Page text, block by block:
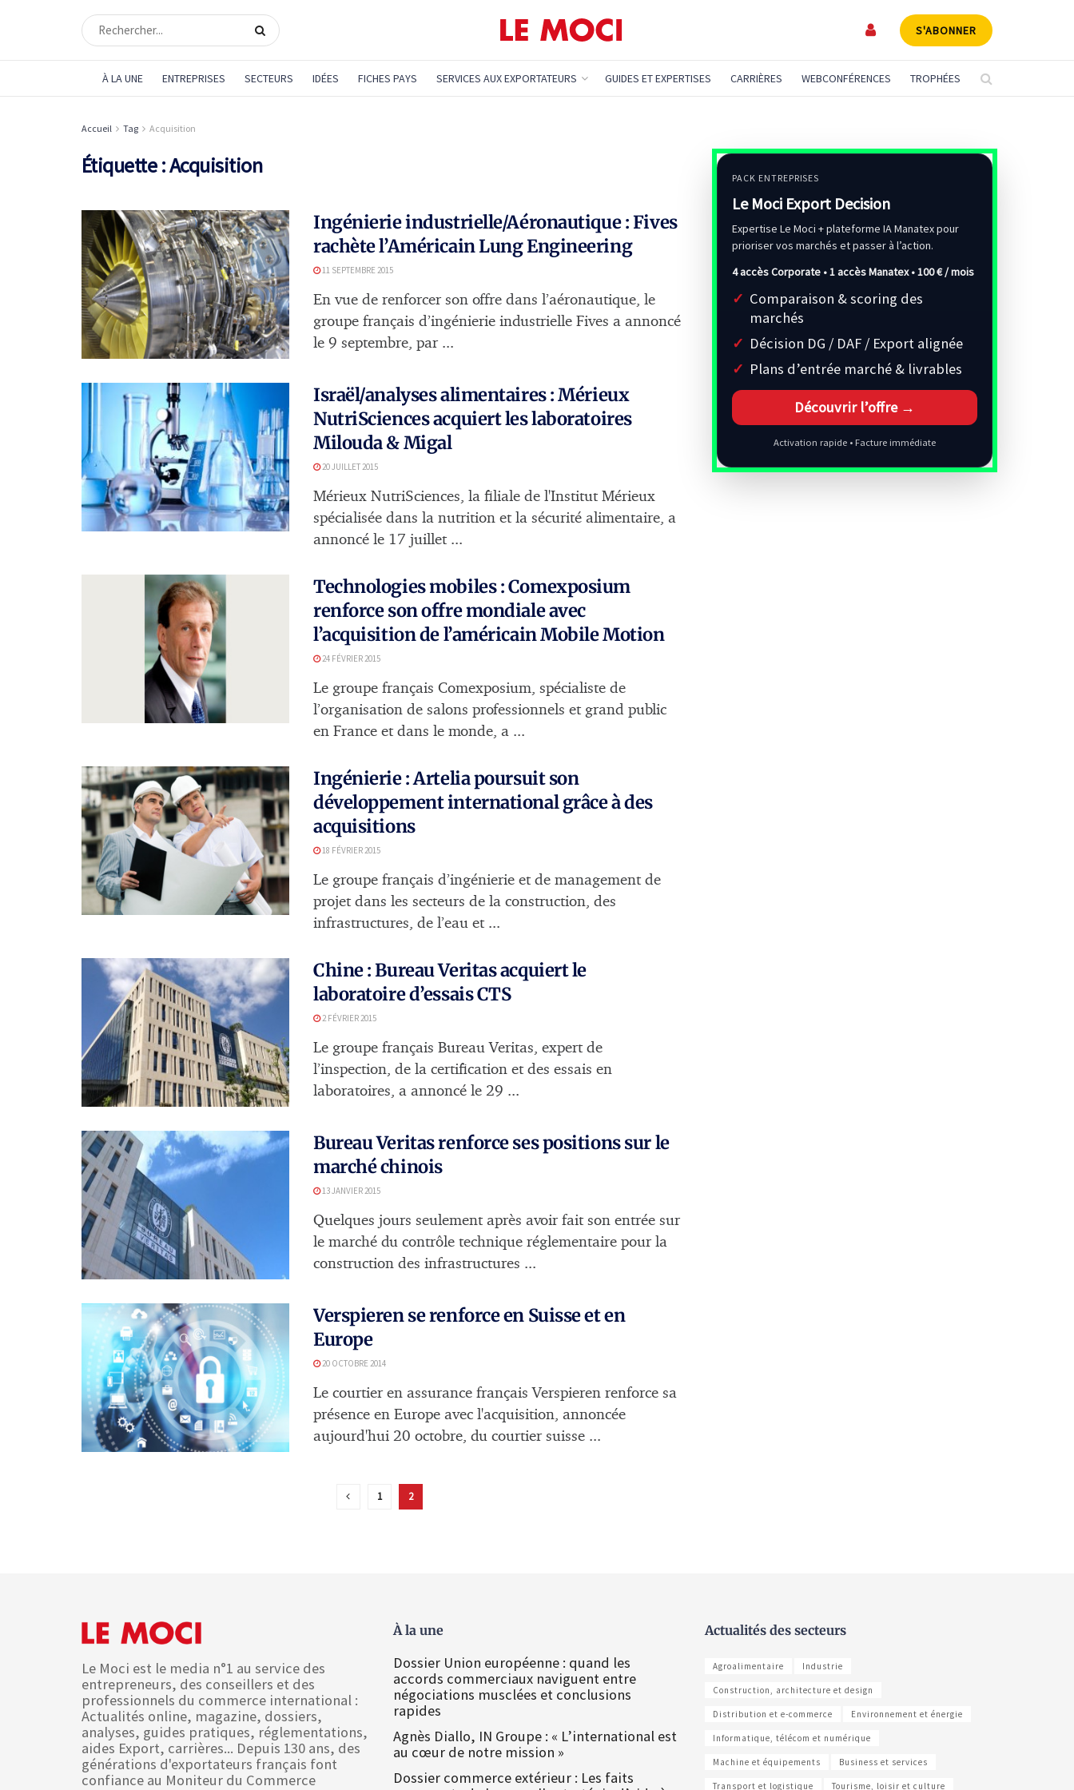
S'ABONNER
À LA UNE ENTREPRISES SECTEURS IDÉES FICHES PAYS SERVICES AUX EXPORTATEURS GUIDES ET EXPERTISES CARRIÈRES WEBCONFÉRENCES TROPHÉES
Accueil Tag Acquisition
Étiquette :Acquisition
Ingénierie industrielle/Aéronautique : Fives
rachète l’Américain Lung Engineering
11 SEPTEMBRE 2015
En vue de renforcer son offre dans l’aéronautique, le
groupe français d’ingénierie industrielle Fives a annoncé
le 9 septembre, par ...
Israël/analyses alimentaires : Mérieux
NutriSciences acquiert les laboratoires
Milouda & Migal
20 JUILLET 2015
Mérieux NutriSciences, la filiale de l'Institut Mérieux
spécialisée dans la nutrition et la sécurité alimentaire, a
annoncé le 17 juillet ...
Technologies mobiles : Comexposium
renforce son offre mondiale avec
l’acquisition de l’américain Mobile Motion
24 FÉVRIER 2015
Le groupe français Comexposium, spécialiste de
l’organisation de salons professionnels et grand public
en France et dans le monde, a ...
Ingénierie : Artelia poursuit son
développement international grâce à des
acquisitions
18 FÉVRIER 2015
Le groupe français d’ingénierie et de management de
projet dans les secteurs de la construction, des
infrastructures, de l’eau et ...
Chine : Bureau Veritas acquiert le
laboratoire d’essais CTS
2 FÉVRIER 2015
Le groupe français Bureau Veritas, expert de
l’inspection, de la certification et des essais en
laboratoires, a annoncé le 29 ...
Bureau Veritas renforce ses positions sur le
marché chinois
13 JANVIER 2015
Quelques jours seulement après avoir fait son entrée sur
le marché du contrôle technique réglementaire pour la
construction des infrastructures ...
Verspieren se renforce en Suisse et en
Europe
20 OCTOBRE 2014
Le courtier en assurance français Verspieren renforce sa
présence en Europe avec l'acquisition, annoncée
aujourd'hui 20 octobre, du courtier suisse ...
1 2
PACK ENTREPRISES
Le Moci Export Decision
Expertise Le Moci + plateforme IA Manatex pour
prioriser vos marchés et passer à l’action.
4 accès Corporate • 1 accès Manatex •100 € / mois
Comparaison & scoring des
marchés
Décision DG / DAF / Export alignée
Plans d’entrée marché & livrables
Découvrir l’offre →
Activation rapide • Facture immédiate
Le Moci est le media n°1 au service des
entrepreneurs, des conseillers et des
professionnels du commerce international :
Actualités online, magazine, dossiers,
analyses, guides pratiques, réglementations,
aides Export, carrières... Depuis 130 ans, des
générations d'exportateurs français font
confiance au Moniteur du Commerce
À la une
Dossier Union européenne : quand les
accords commerciaux naviguent entre
négociations musclées et conclusions
rapides
Agnès Diallo, IN Groupe : « L’international est
au cœur de notre mission »
Dossier commerce extérieur : Les faits
Actualités des secteurs
Agroalimentaire Industrie
Construction, architecture et design
Distribution et e-commerce Environnement et énergie
Informatique, télécom et numérique
Machine et équipements Business et services
Transport et logistique Tourisme, loisir et culture